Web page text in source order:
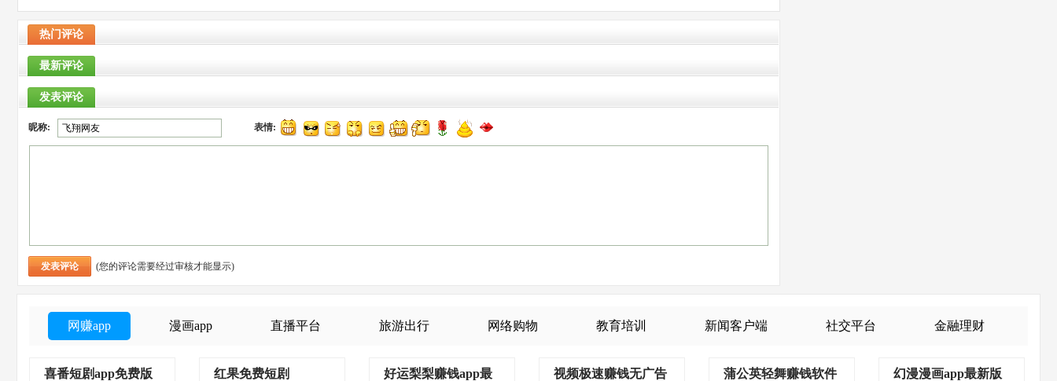
热门评论
最新评论
发表评论
昵称: 表情:
(您的评论需要经过审核才能显示)
网赚app 漫画app 直播平台 旅游出行 网络购物 教育培训 新闻客户端 社交平台 金融理财
喜番短剧app免费版 红果免费短剧 好运梨梨赚钱app最 视频极速赚钱无广告 蒲公英轻舞赚钱软件 幻漫漫画app最新版